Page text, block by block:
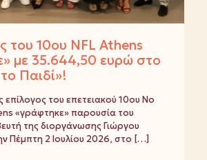
του 10ου NFL Athens
με 35.644,50 ευρώ στο
Παιδί»!
του επετειακού 10ου No
«γράφτηκε» παρουσία του
της διοργάνωσης Γιώργου
Πέμπτη 2 Ιουλίου 2026, στο […]